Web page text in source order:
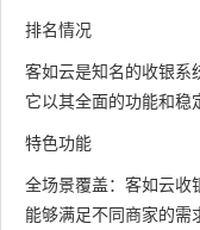
排名情况
客如云是知名的收银系
它以其全面的功能和稳
特色功能
全场景覆盖：客如云收
能够满足不同商家的